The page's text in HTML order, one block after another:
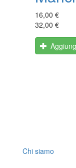
16,00 €
32,00 €
Chi siamo